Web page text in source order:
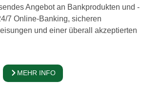
Angebot an Bankprodukten und -
7 Online-Banking, sicheren
und einer überall akzeptierten
MEHR INFO